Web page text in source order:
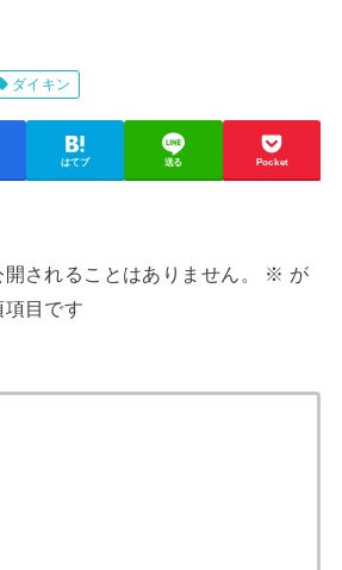
ダイキン
はてブ 送る Pocket
されることはありません。 ※ が
目です